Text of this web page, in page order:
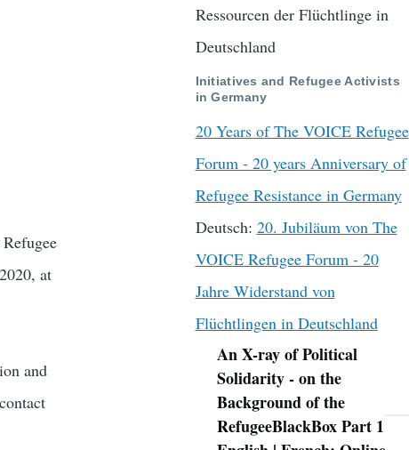
at
and
Ressourcen der Flüchtlinge in
Deutschland
Initiatives and Refugee Activists
in Germany
20 Years of The VOICE Refugee
Forum - 20 years Anniversary of
Refugee Resistance in Germany
Deutsch: 20. Jubiläum von The
VOICE Refugee Forum - 20
Jahre Widerstand von
Flüchtlingen in Deutschland
Navigation
An X-ray of Political
Solidarity - on the
Background of the
RefugeeBlackBox Part 1